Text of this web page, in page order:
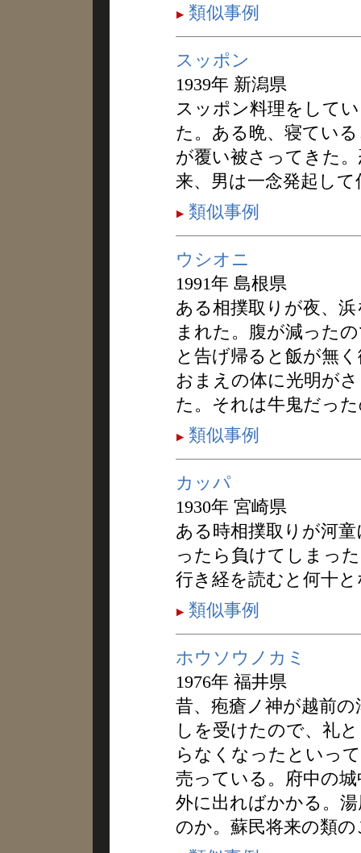
類似事例
スッポン
1939年 新潟県
スッポン料理をして
た。ある晩、寝てい
が覆い被さってきた
来、男は一念発起し
類似事例
ウシオニ
1991年 島根県
ある相撲取りが夜、
まれた。腹が減った
と告げ帰ると飯が無
おまえの体に光明が
た。それは牛鬼だっ
類似事例
カッパ
1930年 宮崎県
ある時相撲取りが河
ったら負けてしまっ
行き経を読むと何十
類似事例
ホウソウノカミ
1976年 福井県
昔、疱瘡ノ神が越前
しを受けたので、礼
らなくなったといっ
売っている。府中の
外に出ればかかる。
のか。蘇民将来の類